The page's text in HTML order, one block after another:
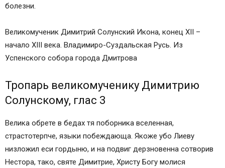
Житийная и научно-историческая литература о
Читайте также:
Молитвы святому великомученику Димитрию
Солунскому.
Солунскому
Популярные молитвы:
Православные иконы и молитвы
Информационный сайт про иконы, молитвы,
православные традиции.
Икона Дмитрия Солунского в чем помогает
Краткое житие
болезни.
Великомученик Димитрий Солунский Икона, конец XII –
начало XIII века. Владимиро-Суздальская Русь. Из
Успенского собора города Дмитрова
Тропарь великомученику Димитрию
Солунскому, глас 3
Велика обрете в бедах тя поборника вселенная,
страстотерпче, языки побеждающа. Якоже убо Лиеву
низложил еси гордыню, и на подвиг дерзновенна сотворив
Нестора, тако, святе Димитрие, Христу Богу молися